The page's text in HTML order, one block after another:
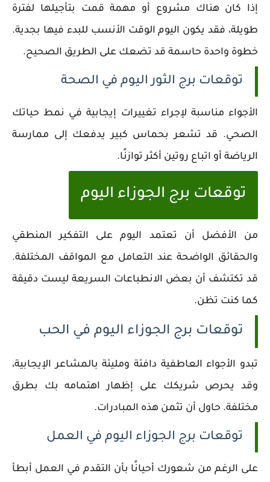
إذا كان هناك مشروع أو مهمة قمت بتأجيلها لفترة
طويلة، فقد يكون اليوم الوقت الأنسب للبدء فيها بجدية.
خطوة واحدة حاسمة قد تضعك على الطريق الصحيح.
توقعات برج الثور اليوم في الصحة
الأجواء مناسبة لإجراء تغييرات إيجابية في نمط حياتك
الصحي. قد تشعر بحماس كبير يدفعك إلى ممارسة
الرياضة أو اتباع روتين أكثر توازنًا.
توقعات برج الجوزاء اليوم
من الأفضل أن تعتمد اليوم على التفكير المنطقي
والحقائق الواضحة عند التعامل مع المواقف المختلفة.
قد تكتشف أن بعض الانطباعات السريعة ليست دقيقة
كما كنت تظن.
توقعات برج الجوزاء اليوم في الحب
تبدو الأجواء العاطفية دافئة ومليئة بالمشاعر الإيجابية،
وقد يحرص شريكك على إظهار اهتمامه بك بطرق
مختلفة. حاول أن تثمن هذه المبادرات.
توقعات برج الجوزاء اليوم في العمل
على الرغم من شعورك أحيانًا بأن التقدم في العمل أبطأ